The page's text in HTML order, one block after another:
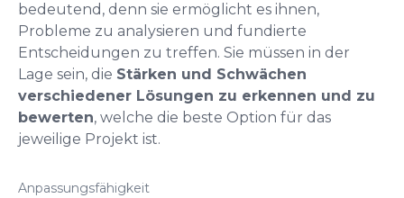
bedeutend, denn sie ermöglicht es ihnen,
Probleme zu analysieren und fundierte
Entscheidungen zu treffen. Sie müssen in der
Lage sein, die Stärken und Schwächen
verschiedener Lösungen zu erkennen und zu
bewerten, welche die beste Option für das
jeweilige Projekt ist.
Anpassungsfähigkeit